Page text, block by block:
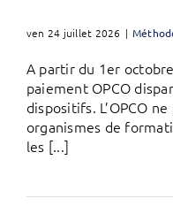
ven 24 juillet 2026 |
A partir du 1er
paiement OPCO
dispositifs. L’OPCO
organismes de
les [...]